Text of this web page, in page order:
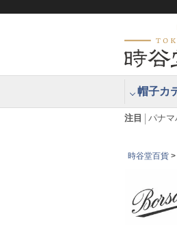
帽子カ
注目 パナマ
時谷堂百貨